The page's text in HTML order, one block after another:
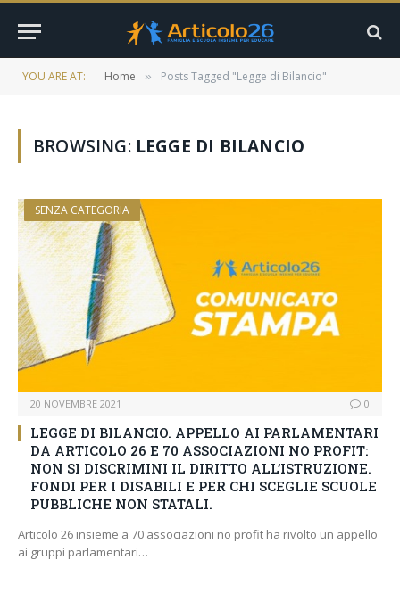
YOU ARE AT: Home » Posts Tagged "Legge di Bilancio"
BROWSING: LEGGE DI BILANCIO
SENZA CATEGORIA
20 NOVEMBRE 2021 0
LEGGE DI BILANCIO. APPELLO AI PARLAMENTARI
DA ARTICOLO 26 E 70 ASSOCIAZIONI NO PROFIT:
NON SI DISCRIMINI IL DIRITTO ALL’ISTRUZIONE.
FONDI PER I DISABILI E PER CHI SCEGLIE SCUOLE
PUBBLICHE NON STATALI.
Articolo 26 insieme a 70 associazioni no profit ha rivolto un appello
ai gruppi parlamentari…